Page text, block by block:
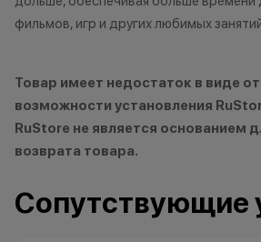
фильмов, игр и других любимых
Товар имеет недостаток в виде
возможности установления
RuStore не является основанием
возврата товара.
Сопутствующие